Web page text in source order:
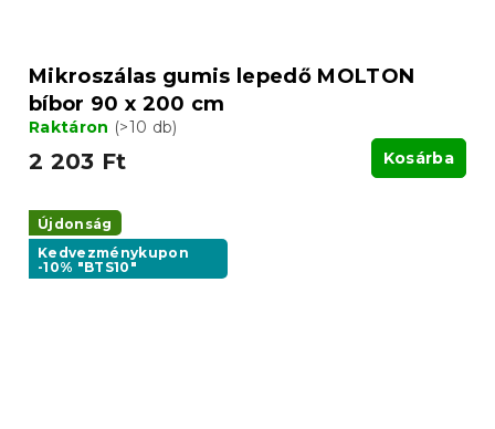
Mikroszálas gumis lepedő MOLTON
bíbor 90 x 200 cm
Raktáron (>10 db)
2 203 Ft Kosárba
Újdonság
Kedvezménykupon
-10% "BTS10"